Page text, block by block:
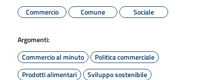
Commercio
Comune Sociale
Argomenti:
Commercio al minuto
Politica commerciale
Prodotti alimentari
Sviluppo sostenibile